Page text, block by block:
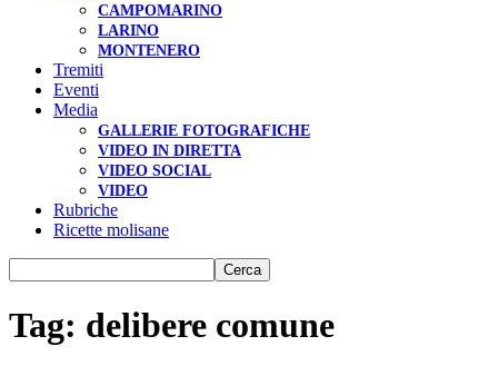
CAMPOMARINO
LARINO
MONTENERO
Tremiti
Eventi
Media
GALLERIE FOTOGRAFICHE
VIDEO IN DIRETTA
VIDEO SOCIAL
VIDEO
Rubriche
Ricette molisane
Tag: delibere comune